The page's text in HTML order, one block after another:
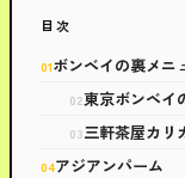
目次
ボンベイの裏メニ
東京ボンベイ
三軒茶屋カ
アジアンパーム